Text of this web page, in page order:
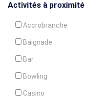
Activités à proximité
Accrobranche
Baignade
Bar
Bowling
Casino